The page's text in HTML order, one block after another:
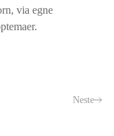
via egne
Neste